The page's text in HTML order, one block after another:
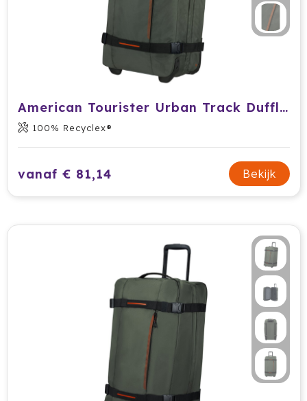
American Tourister Urban Track Duffle/Wh. 55
100% Recyclex®
vanaf € 81,14 Bekijk